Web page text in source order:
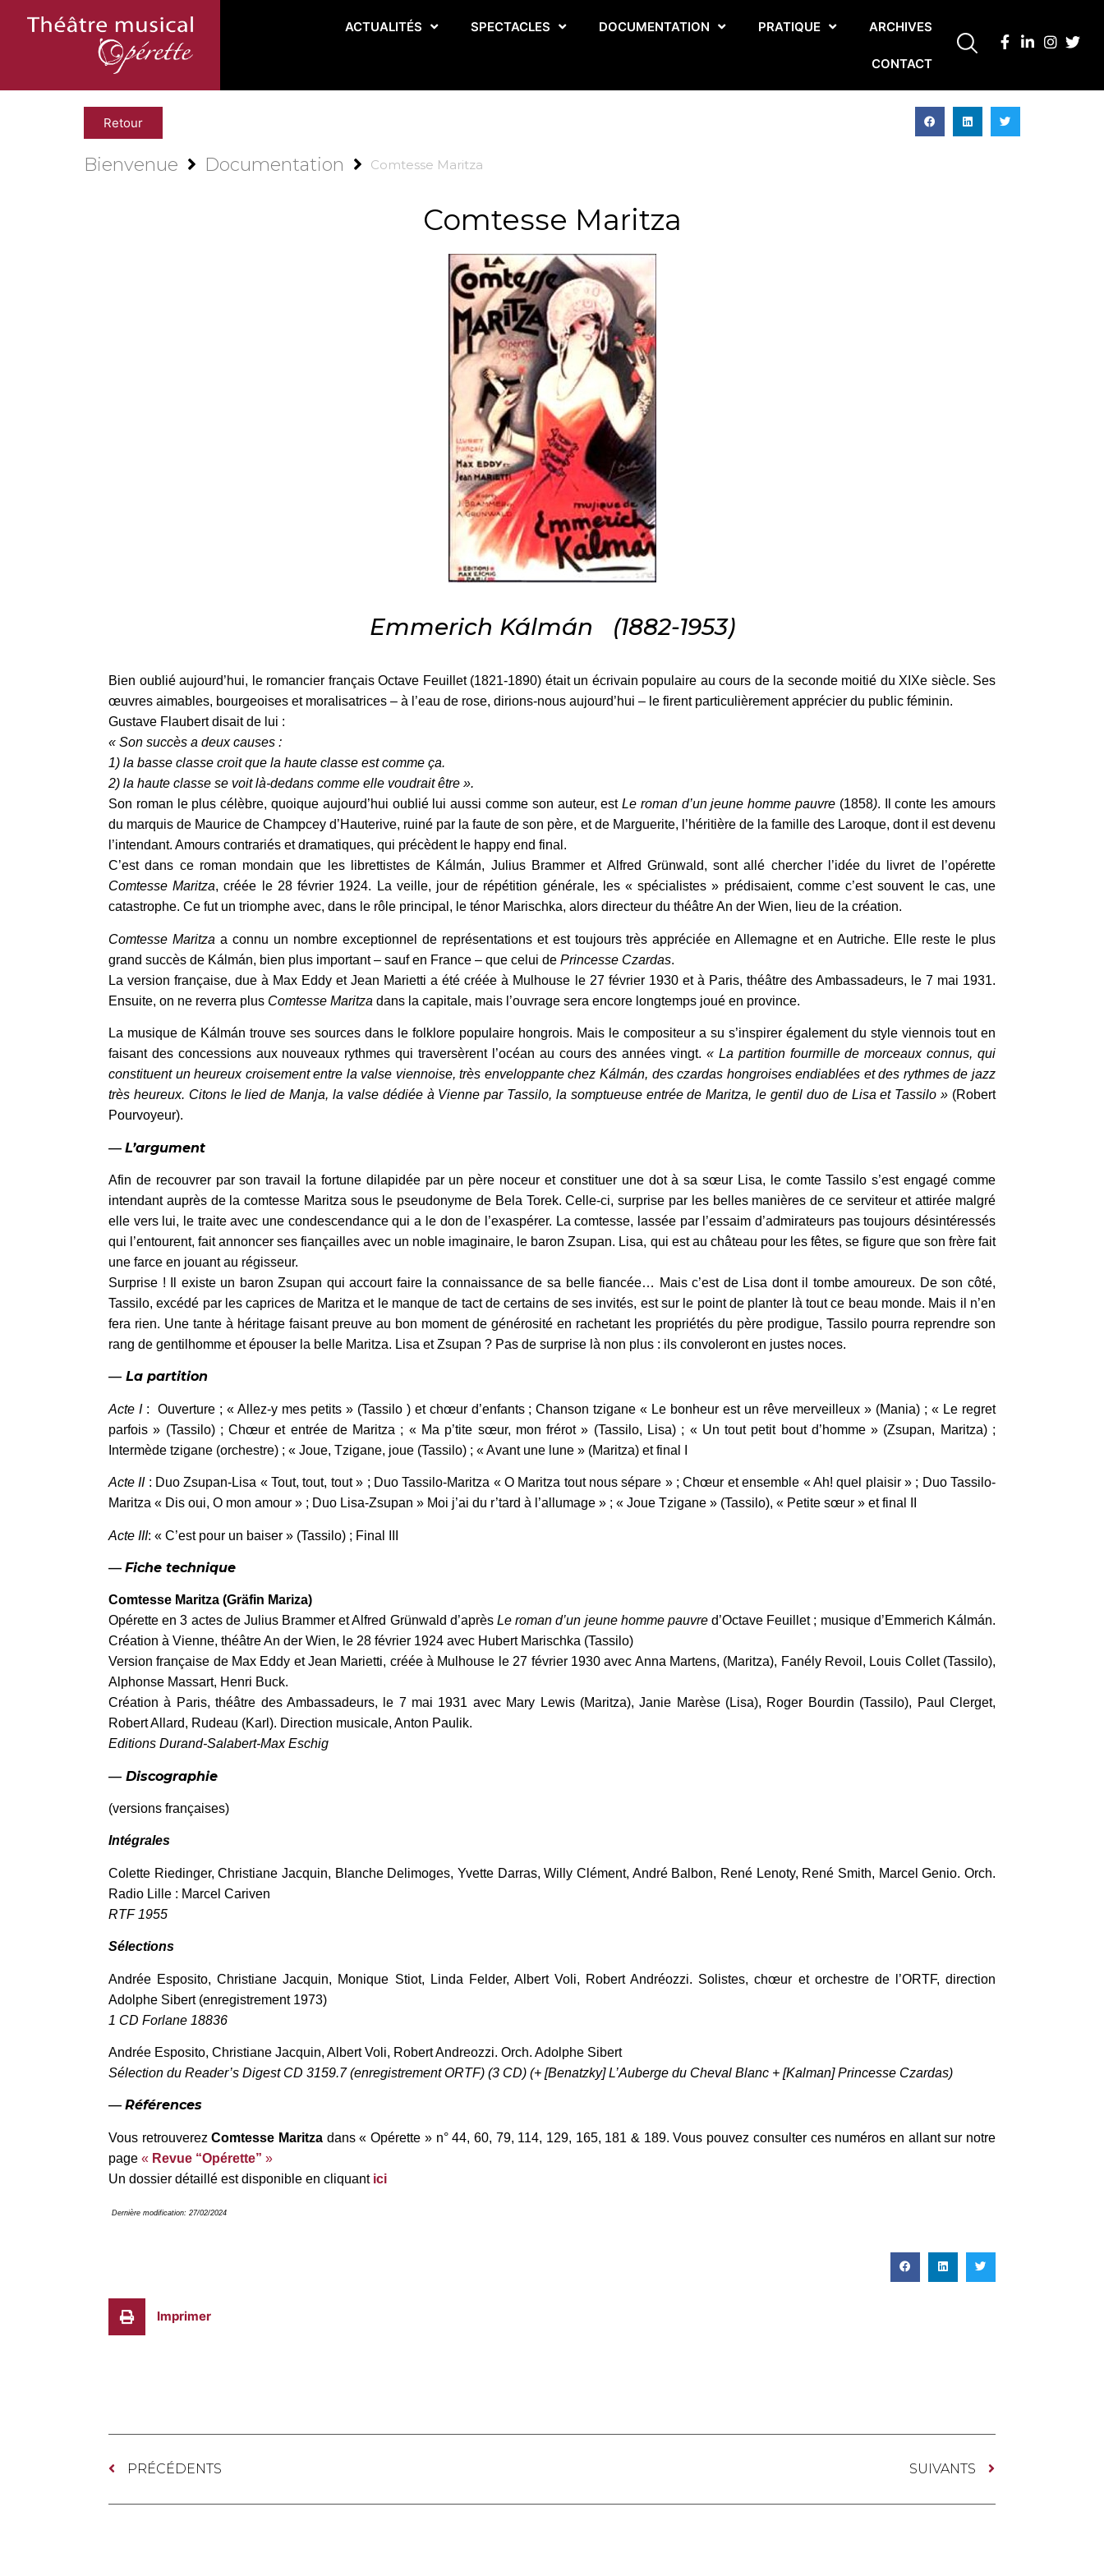
ACTUALITÉS SPECTACLES DOCUMENTATION PRATIQUE ARCHIVES
CONTACT
Retour
Bienvenue Documentation Comtesse Maritza
Comtesse Maritza
Emmerich Kálmán (1882-1953)
Bien oublié aujourd’hui, le romancier français Octave Feuillet (1821-1890) était un écrivain populaire au cours de la seconde moitié du XIXe siècle. Ses
œuvres aimables, bourgeoises et moralisatrices – à l’eau de rose, dirions-nous aujourd’hui – le firent particulièrement apprécier du public féminin.
Gustave Flaubert disait de lui :
« Son succès a deux causes :
1) la basse classe croit que la haute classe est comme ça.
2) la haute classe se voit là-dedans comme elle voudrait être ».
Son roman le plus célèbre, quoique aujourd’hui oublié lui aussi comme son auteur, estLe roman d’un jeune homme pauvre (1858). Il conte les amours
du marquis de Maurice de Champcey d’Hauterive, ruiné par la faute de son père, et de Marguerite, l’héritière de la famille des Laroque, dont il est devenu
l’intendant. Amours contrariés et dramatiques, qui précèdent le happy end final.
C’est dans ce roman mondain que les librettistes de Kálmán, Julius Brammer et Alfred Grünwald, sont allé chercher l’idée du livret de l’opérette
Comtesse Maritza, créée le 28 février 1924. La veille, jour de répétition générale, les « spécialistes » prédisaient, comme c’est souvent le cas, une
catastrophe. Ce fut un triomphe avec, dans le rôle principal, le ténor Marischka, alors directeur du théâtre An der Wien, lieu de la création.
Comtesse Maritza a connu un nombre exceptionnel de représentations et est toujours très appréciée en Allemagne et en Autriche. Elle reste le plus
grand succès de Kálmán, bien plus important – sauf en France – que celui de Princesse Czardas.
La version française, due à Max Eddy et Jean Marietti a été créée à Mulhouse le 27 février 1930 et à Paris, théâtre des Ambassadeurs, le 7 mai 1931.
Ensuite, on ne reverra plus Comtesse Maritza dans la capitale, mais l’ouvrage sera encore longtemps joué en province.
La musique de Kálmán trouve ses sources dans le folklore populaire hongrois. Mais le compositeur a su s’inspirer également du style viennois tout en
faisant des concessions aux nouveaux rythmes qui traversèrent l’océan au cours des années vingt. « La partition fourmille de morceaux connus, qui
constituent un heureux croisement entre la valse viennoise, très enveloppante chez Kálmán, des czardas hongroises endiablées et des rythmes de jazz
très heureux. Citons le lied de Manja, la valse dédiée à Vienne par Tassilo, la somptueuse entrée de Maritza, le gentil duo de Lisa et Tassilo » (Robert
Pourvoyeur).
— L’argument
Afin de recouvrer par son travail la fortune dilapidée par un père noceur et constituer une dot à sa sœur Lisa, le comte Tassilo s’est engagé comme
intendant auprès de la comtesse Maritza sous le pseudonyme de Bela Torek. Celle-ci, surprise par les belles manières de ce serviteur et attirée malgré
elle vers lui, le traite avec une condescendance qui a le don de l’exaspérer. La comtesse, lassée par l’essaim d’admirateurs pas toujours désintéressés
qui l’entourent, fait annoncer ses fiançailles avec un noble imaginaire, le baron Zsupan. Lisa, qui est au château pour les fêtes, se figure que son frère fait
une farce en jouant au régisseur.
Surprise ! Il existe un baron Zsupan qui accourt faire la connaissance de sa belle fiancée… Mais c’est de Lisa dont il tombe amoureux. De son côté,
Tassilo, excédé par les caprices de Maritza et le manque de tact de certains de ses invités, est sur le point de planter là tout ce beau monde. Mais il n’en
fera rien. Une tante à héritage faisant preuve au bon moment de générosité en rachetant les propriétés du père prodigue, Tassilo pourra reprendre son
rang de gentilhomme et épouser la belle Maritza. Lisa et Zsupan ? Pas de surprise là non plus : ils convoleront en justes noces.
— La partition
Acte I: Ouverture ; « Allez-y mes petits » (Tassilo ) et chœur d’enfants ; Chanson tzigane « Le bonheur est un rêve merveilleux » (Mania) ; « Le regret
parfois » (Tassilo) ; Chœur et entrée de Maritza ; « Ma p’tite sœur, mon frérot » (Tassilo, Lisa) ; « Un tout petit bout d’homme » (Zsupan, Maritza) ;
Intermède tzigane (orchestre) ; « Joue, Tzigane, joue (Tassilo) ; « Avant une lune » (Maritza) et final I
Acte II: Duo Zsupan-Lisa « Tout, tout, tout » ; Duo Tassilo-Maritza « O Maritza tout nous sépare » ; Chœur et ensemble « Ah! quel plaisir » ; Duo Tassilo-
Maritza « Dis oui, O mon amour » ; Duo Lisa-Zsupan » Moi j’ai du r’tard à l’allumage » ; « Joue Tzigane » (Tassilo), « Petite sœur » et final II
Acte III: « C’est pour un baiser » (Tassilo) ; Final III
— Fiche technique
Comtesse Maritza (Gräfin Mariza)
Opérette en 3 actes de Julius Brammer et Alfred Grünwald d’après Le roman d’un jeune homme pauvred’Octave Feuillet ; musique d’Emmerich Kálmán.
Création à Vienne, théâtre An der Wien, le 28 février 1924 avec Hubert Marischka (Tassilo)
Version française de Max Eddy et Jean Marietti, créée à Mulhouse le 27 février 1930 avec Anna Martens, (Maritza), Fanély Revoil, Louis Collet (Tassilo),
Alphonse Massart, Henri Buck.
Création à Paris, théâtre des Ambassadeurs, le 7 mai 1931 avec Mary Lewis (Maritza), Janie Marèse (Lisa), Roger Bourdin (Tassilo), Paul Clerget,
Robert Allard, Rudeau (Karl). Direction musicale, Anton Paulik.
Editions Durand-Salabert-Max Eschig
— Discographie
(versions françaises)
Intégrales
Colette Riedinger, Christiane Jacquin, Blanche Delimoges, Yvette Darras, Willy Clément, André Balbon, René Lenoty, René Smith, Marcel Genio. Orch.
Radio Lille : Marcel Cariven
RTF 1955
Sélections
Andrée Esposito, Christiane Jacquin, Monique Stiot, Linda Felder, Albert Voli, Robert Andréozzi. Solistes, chœur et orchestre de l’ORTF, direction
Adolphe Sibert (enregistrement 1973)
1 CD Forlane 18836
Andrée Esposito, Christiane Jacquin, Albert Voli, Robert Andreozzi. Orch. Adolphe Sibert
Sélection du Reader’s Digest CD 3159.7 (enregistrement ORTF) (3 CD) (+ [Benatzky] L’Auberge du Cheval Blanc + [Kalman] Princesse Czardas)
— Références
Vous retrouverezComtesse Maritza dans « Opérette » n° 44, 60, 79, 114, 129, 165, 181 & 189. Vous pouvez consulter ces numéros en allant sur notre
page « Revue “Opérette” »
Un dossier détaillé est disponible en cliquant ici
Dernière modification: 27/02/2024
Imprimer
PRÉCÉDENTS SUIVANTS